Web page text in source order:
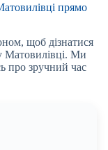
прямо
щоб дізнатися
Матовилівці. Ми
про зручний час